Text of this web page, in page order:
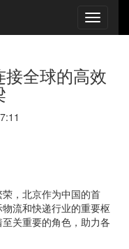
全球的高效
，北京作为中国的首
流和快递行业的重要枢
关重要的角色，助力各